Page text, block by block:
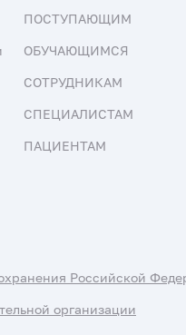
ПОСТУПАЮЩИМ
ОБУЧАЮЩИМСЯ
СОТРУДНИКАМ
СПЕЦИАЛИСТАМ
ПАЦИЕНТАМ
Российской
организации